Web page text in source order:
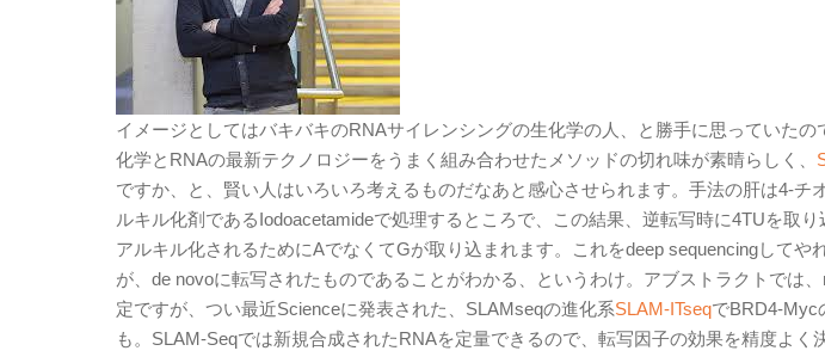
イメージとしてはバキバキのRNAサイレンシングの生化学の人、と勝手に思っていた
化学とRNAの最新テクノロジーをうまく組み合わせたメソッドの切れ味が素晴らしく、
ですか、と、賢い人はいろいろ考えるものだなあと感心させられます。手法の肝は4-チ
ルキル化剤であるIodoacetamideで処理するところで、この結果、逆転写時に4TUを取
アルキル化されるためにAでなくてGが取り込まれます。これをdeep sequencingしてや
が、de novoに転写されたものであることがわかる、というわけ。アブストラクトでは
定ですが、つい最近Scienceに発表された、SLAMseqの進化系SLAM-ITseqでBRD4-Myc
も。SLAM-Seqでは新規合成されたRNAを定量できるので、転写因子の効果を精度よく